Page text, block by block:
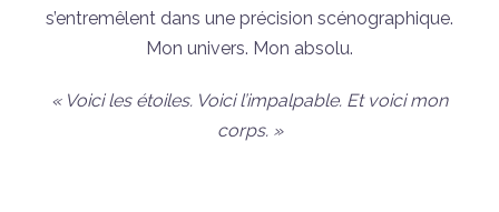
s’entremêlent dans une précision scénographique.
Mon univers. Mon absolu.
« Voici les étoiles. Voici l’impalpable. Et voici mon
corps. »